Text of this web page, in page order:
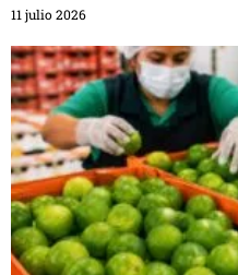
11 julio 2026